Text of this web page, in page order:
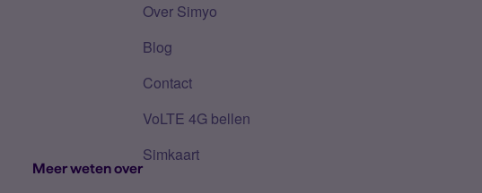
Meer weten over
Over Simyo
Blog
Contact
VoLTE 4G bellen
Simkaart